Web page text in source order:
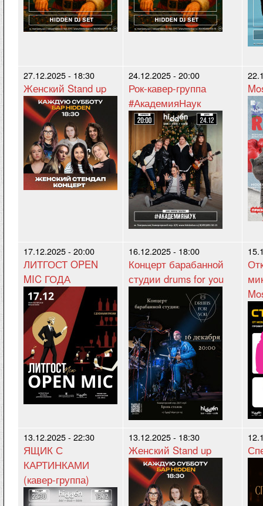
27.12.2025 - 18:30
Женский Stand up
24.12.2025 - 20:00
Рок-кавер-группа
#АкадемияНаук
17.12.2025 - 20:00
ЛИТГОСТ OPEN
MIC ГОДА
16.12.2025 - 18:00
Концерт барабанной
студии drums for you
13.12.2025 - 22:30
ЯЩИК С
КАРТИНКАМИ
(кавер-группа)
13.12.2025 - 18:30
Женский Stand up